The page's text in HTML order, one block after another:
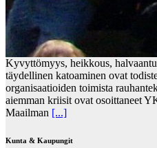
Kyvyttömyys, heikkous,
täydellinen katoaminen ovat
organisaatioiden toimista
aiemman kriisit ovat osoittaneet
Maailman [...]
Kunta & Kaupungit